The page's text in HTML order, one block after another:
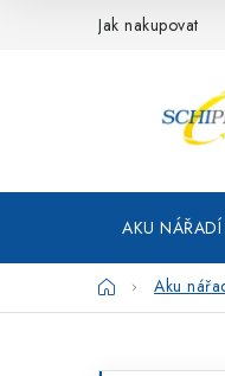
Jak nakupovat
AKU NÁŘADÍ
DomůAku